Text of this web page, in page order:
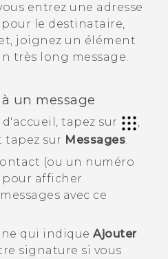
entrez une adresse
le destinataire,
joignez un élément
très long message.
un message
accueil , tapez sur
,
tapez sur Messages
(ou un numéro
afficher
avec ce
qui indique Ajouter
signature si vous